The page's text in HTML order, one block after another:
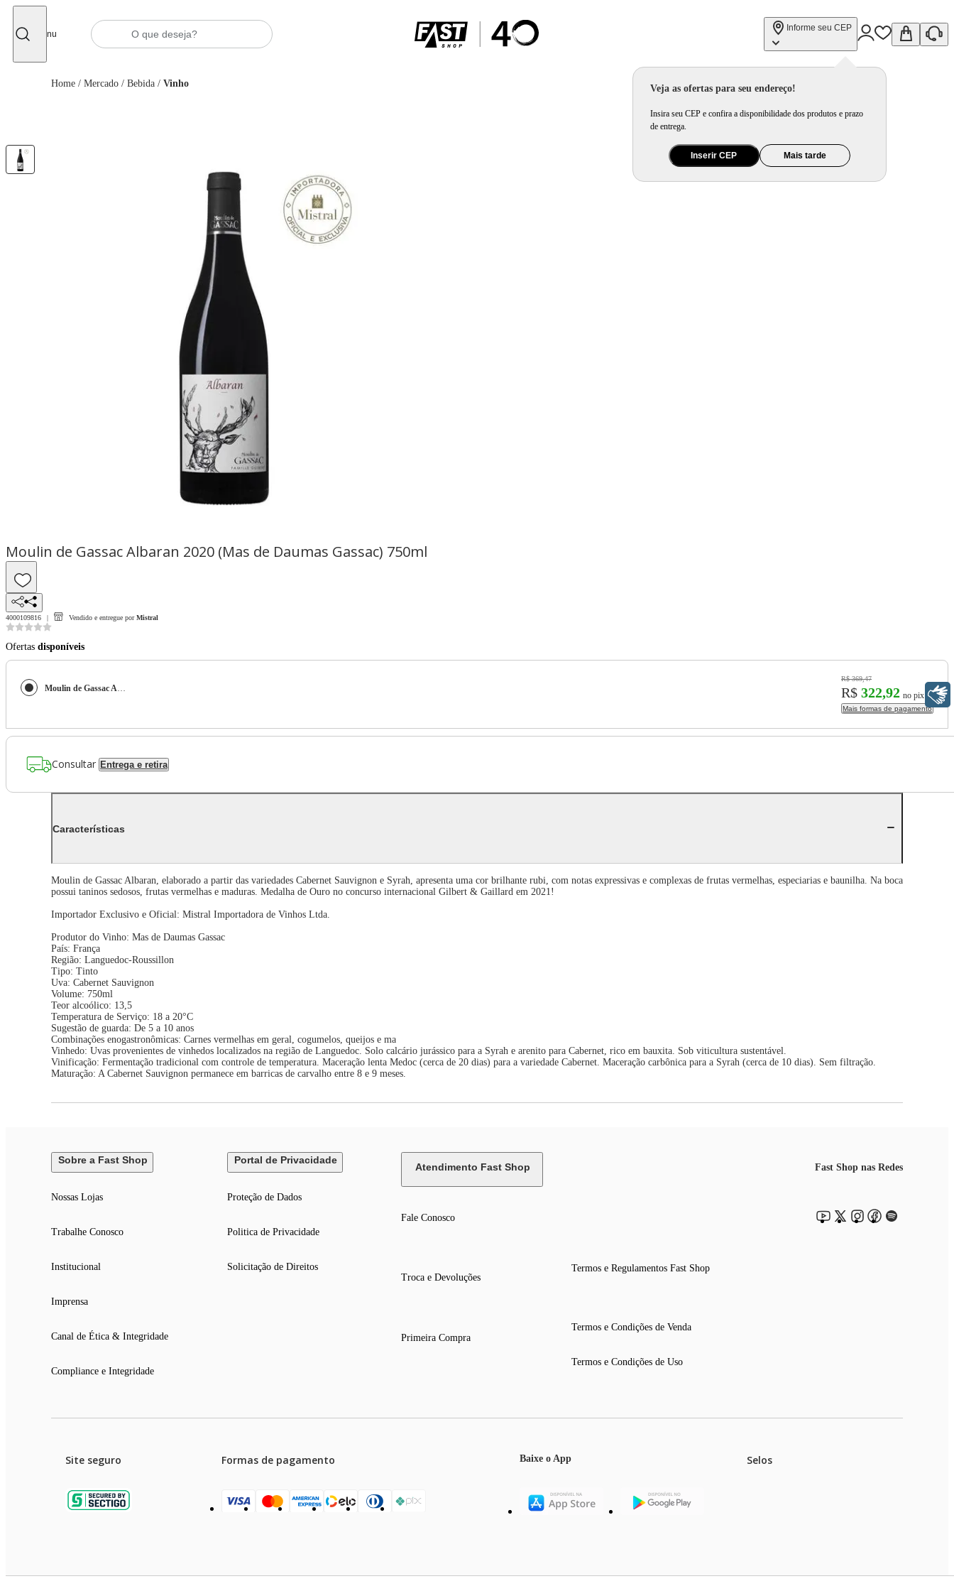
Menu
Informe seu CEP
Veja as ofertas para seu endereço!
Insira seu CEP e confira a disponibilidade dos produtos e prazo
de entrega.
Inserir CEP Mais tarde
Home / Mercado / Bebida / Vinho
Moulin de Gassac Albaran 2020 (Mas de Daumas Gassac) 750ml
4000109816 Vendido e entregue por Mistral
Ofertas disponíveis
Moulin de Gassac Albaran 2020 (Mas de Daumas Gassac) 750ml
R$ 369,47
R$ 322,92 no pix
Mais formas de pagamento
Consultar Entrega e retira
Características
Moulin de Gassac Albaran, elaborado a partir das variedades Cabernet Sauvignon e Syrah, apresenta uma cor brilhante rubi, com notas expressivas e complexas de frutas vermelhas, especiarias e baunilha. Na boca
possui taninos sedosos, frutas vermelhas e maduras. Medalha de Ouro no concurso internacional Gilbert & Gaillard em 2021!
Importador Exclusivo e Oficial: Mistral Importadora de Vinhos Ltda.
Produtor do Vinho: Mas de Daumas Gassac
País: França
Região: Languedoc-Roussillon
Tipo: Tinto
Uva: Cabernet Sauvignon
Volume: 750ml
Teor alcoólico: 13,5
Temperatura de Serviço: 18 a 20°C
Sugestão de guarda: De 5 a 10 anos
Combinações enogastronômicas: Carnes vermelhas em geral, cogumelos, queijos e ma
Vinhedo: Uvas provenientes de vinhedos localizados na região de Languedoc. Solo calcário jurássico para a Syrah e arenito para Cabernet, rico em bauxita. Sob viticultura sustentável.
Vinificação: Fermentação tradicional com controle de temperatura. Maceração lenta Medoc (cerca de 20 dias) para a variedade Cabernet. Maceração carbônica para a Syrah (cerca de 10 dias). Sem filtração.
Maturação: A Cabernet Sauvignon permanece em barricas de carvalho entre 8 e 9 meses.
Sobre a Fast Shop
Nossas Lojas
Trabalhe Conosco
Institucional
Imprensa
Canal de Ética & Integridade
Compliance e Integridade
Portal de Privacidade
Proteção de Dados
Politica de Privacidade
Solicitação de Direitos
Atendimento Fast Shop
Fale Conosco
Troca e Devoluções
Primeira Compra
Termos e Regulamentos Fast Shop
Termos e Condições de Venda
Termos e Condições de Uso
Fast Shop nas Redes
Site seguro Formas de pagamento Baixe o App Selos
Libras